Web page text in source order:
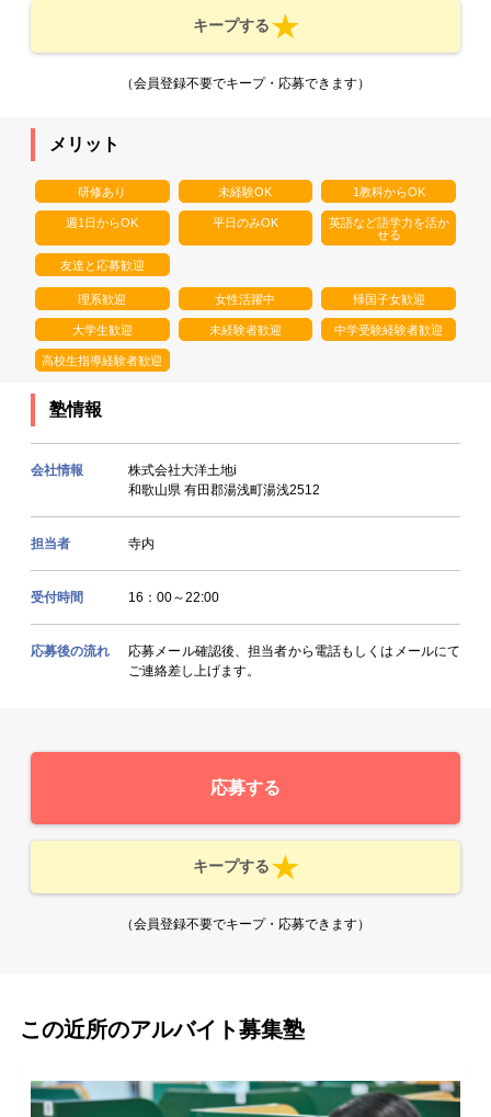
キープする
（会員登録不要でキープ・応募できます）
メリット
研修あり 未経験OK 1教科からOK
週1日からOK 平日のみOK
英語など語学力を活か
せる
友達と応募歓迎
理系歓迎 女性活躍中 帰国子女歓迎
大学生歓迎 未経験者歓迎 中学受験経験者歓迎
高校生指導経験者歓迎
塾情報
会社情報
株式会社大洋土地i
和歌山県 有田郡湯浅町湯浅2512
担当者 寺内
受付時間 16：00～22:00
応募後の流れ
応募メール確認後、担当者から電話もしくはメールにて
ご連絡差し上げます。
応募する
キープする
（会員登録不要でキープ・応募できます）
この近所のアルバイト募集塾